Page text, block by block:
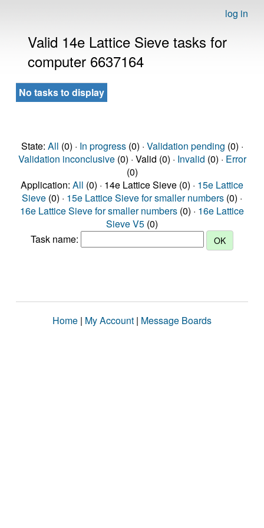
log in
Valid 14e Lattice Sieve tasks for
computer 6637164
No tasks to display
State: All (0) · In progress(0) · Validation pending (0) ·
Validation inconclusive(0) · Valid (0) · Invalid (0) · Error
(0)
Application: All (0) · 14e Lattice Sieve (0) · 15e Lattice
Sieve (0) · 15e Lattice Sieve for smaller numbers (0) ·
16e Lattice Sieve for smaller numbers (0) · 16e Lattice
Sieve V5 (0)
Task name:
Home | My Account | Message Boards